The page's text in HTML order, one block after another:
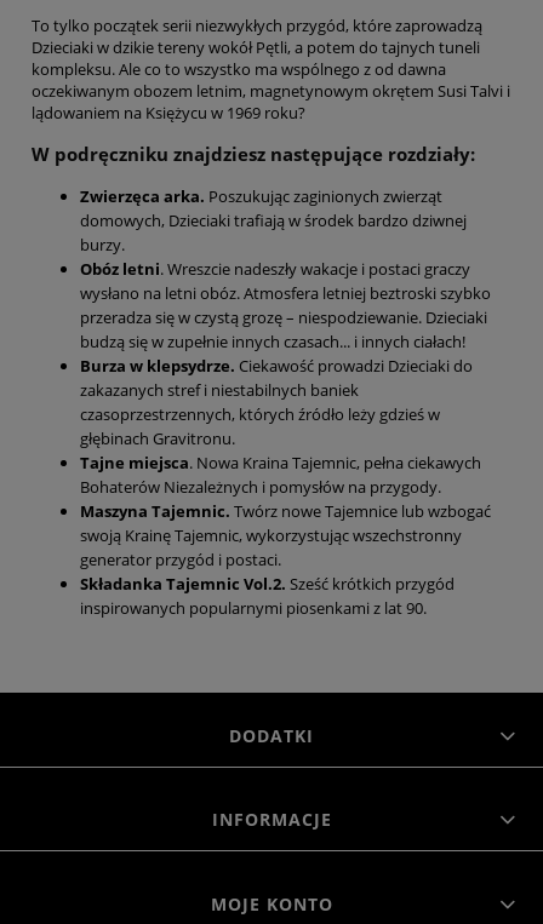
To tylko początek serii niezwykłych przygód, które zaprowadzą
Dzieciaki w dzikie tereny wokół Pętli, a potem do tajnych tuneli
kompleksu. Ale co to wszystko ma wspólnego z od dawna
oczekiwanym obozem letnim, magnetynowym okrętem Susi Talvi i
lądowaniem na Księżycu w 1969 roku?
W podręczniku znajdziesz następujące rozdziały:
Zwierzęca arka. Poszukując zaginionych zwierząt
domowych, Dzieciaki trafiają w środek bardzo dziwnej
burzy.
Obóz letni. Wreszcie nadeszły wakacje i postaci graczy
wysłano na letni obóz. Atmosfera letniej beztroski szybko
przeradza się w czystą grozę – niespodziewanie. Dzieciaki
budzą się w zupełnie innych czasach... i innych ciałach!
Burza w klepsydrze. Ciekawość prowadzi Dzieciaki do
zakazanych stref i niestabilnych baniek
czasoprzestrzennych, których źródło leży gdzieś w
głębinach Gravitronu.
Tajne miejsca. Nowa Kraina Tajemnic, pełna ciekawych
Bohaterów Niezależnych i pomysłów na przygody.
Maszyna Tajemnic. Twórz nowe Tajemnice lub wzbogać
swoją Krainę Tajemnic, wykorzystując wszechstronny
generator przygód i postaci.
Składanka Tajemnic Vol.2. Sześć krótkich przygód
inspirowanych popularnymi piosenkami z lat 90.
DODATKI
INFORMACJE
MOJE KONTO